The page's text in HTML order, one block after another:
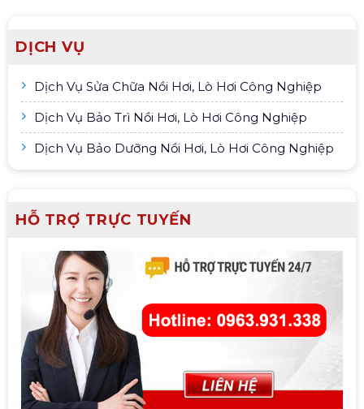
DỊCH VỤ
Dịch Vụ Sửa Chữa Nồi Hơi, Lò Hơi Công Nghiệp
Dịch Vụ Bảo Trì Nồi Hơi, Lò Hơi Công Nghiệp
Dịch Vụ Bảo Dưỡng Nồi Hơi, Lò Hơi Công Nghiệp
HỖ TRỢ TRỰC TUYẾN